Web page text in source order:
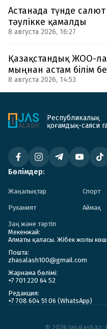
Астанада түнде
тәулікке қамалды
8 августа 2026, 16:27
Қазақстандық ЖОО-
мыңнан астам білім
8 августа 2026, 14:53
Республикалық
қоғамдық-саяси
Бөлімдер:
Жаңалықтар Спорт
Руханият Аймақ
Заң және тәртіп
Мекенжай:
Алматы қаласы. Жібек жолы
Пошта:
zhasalash100@gmail.com
Жарнама бөлімі:
+7 701 220 64 52
Редакция:
+7 708 604 51 06 (WhatsApp)
© 2026 Jasalash.kz.